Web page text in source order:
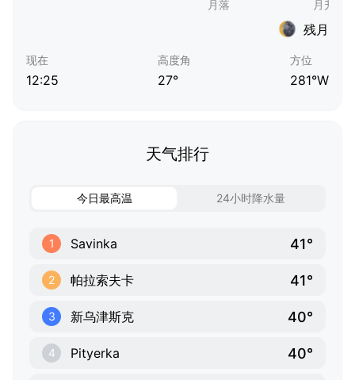
残月
现在
12:25
高度角
27°
方位
281°W
天气排行
今日最高温 24小时降水量
1 Savinka 41°
2 帕拉索夫卡 41°
3 新乌津斯克 40°
4 Pityerka 40°